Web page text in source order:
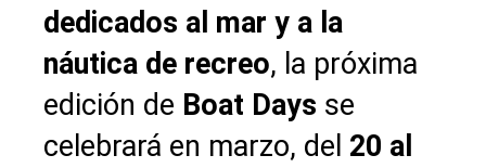
dedicados al mar y a la
náutica de recreo, la próxima
edición de Boat Days se
celebrará en marzo, del 20 al